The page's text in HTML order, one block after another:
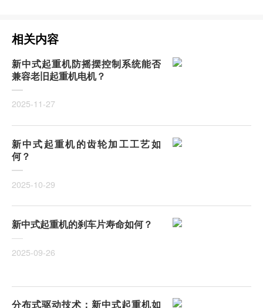
相关内容
新中式起重机防摇摆控制系统能否
兼容老旧起重机电机？
2025-11-27
新中式起重机的齿轮加工工艺如
何？
2025-10-29
新中式起重机的刹车片寿命如何？
2025-09-26
分布式驱动技术：新中式起重机如